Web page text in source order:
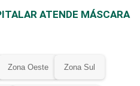
ATENDE MÁSCARA
Zona Oeste Zona Sul